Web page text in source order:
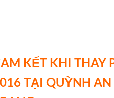
KẾT KHI THAY
TẠI QUỲNH